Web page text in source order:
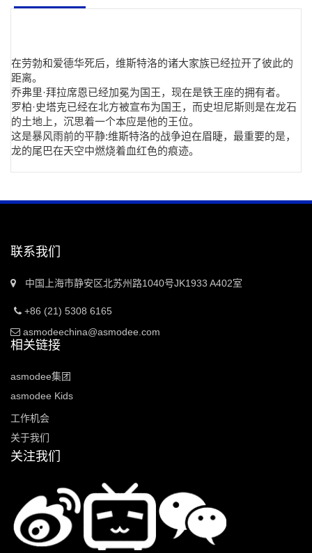
在劳勃和爱德华死后，维斯特洛的诸大家族已经拉开了彼此的
距离。
乔弗里·拜拉席恩已经加冕为国王，现在是铁王座的拥有者。
罗柏·史塔克已经在北方被宣布为国王，而史坦尼斯则是在龙石
的土地上，沉思着一个本应是他的王位。
这是暴风雨前的平静:维斯特洛的战争迫在眉睫，最重要的是，
龙的尾巴在天空中燃烧着血红色的痕迹。
联系我们
中国上海市静安区北苏州路1040号JK1933 A402室
+86 (21) 5308 6165
asmodeechina@asmodee.com
相关链接
asmodee集团
asmodee Kids
工作机会
关于我们
关注我们